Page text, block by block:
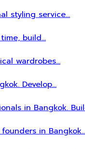
styling service…
build…
wardrobes…
Develop…
in Bangkok.
in